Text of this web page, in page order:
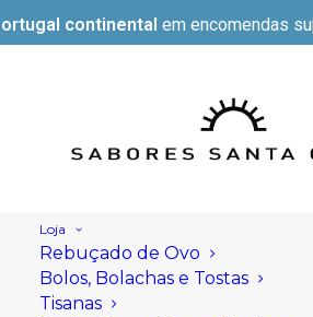
continental em encomendas
Loja
Rebuçado de Ovo
Bolos, Bolachas e Tostas
Tisanas